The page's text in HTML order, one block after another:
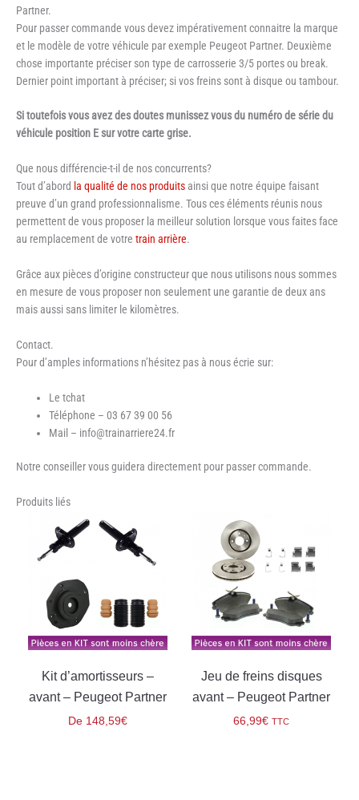
Partner.
Pour passer commande vous devez impérativement connaitre la marque
et le modèle de votre véhicule par exemple Peugeot Partner. Deuxième
chose importante préciser son type de carrosserie 3/5 portes ou break.
Dernier point important à préciser; si vos freins sont à disque ou tambour.
Si toutefois vous avez des doutes munissez vous du numéro de série du
véhicule position E sur votre carte grise.
Que nous différencie-t-il de nos concurrents?
Tout d’abord la qualité de nos produits ainsi que notre équipe faisant
preuve d’un grand professionnalisme. Tous ces éléments réunis nous
permettent de vous proposer la meilleur solution lorsque vous faites face
au remplacement de votre train arrière.
Grâce aux pièces d’origine constructeur que nous utilisons nous sommes
en mesure de vous proposer non seulement une garantie de deux ans
mais aussi sans limiter le kilomètres.
Contact.
Pour d’amples informations n’hésitez pas à nous écrie sur:
Le tchat
Téléphone – 03 67 39 00 56
Mail – info@trainarriere24.fr
Notre conseiller vous guidera directement pour passer commande.
Produits liés
Kit d’amortisseurs –
avant – Peugeot Partner
De 148,59€
Jeu de freins disques
avant – Peugeot Partner
66,99€ TTC